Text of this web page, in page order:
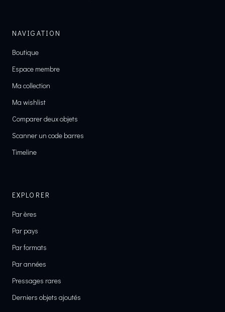
NAVIGATION
Boutique
Espace membre
Ma collection
Ma wishlist
Comparer deux objets
Scanner un code barres
Timeline
EXPLORER
Par ères
Par pays
Par formats
Par années
Pressages rares
Derniers objets ajoutés